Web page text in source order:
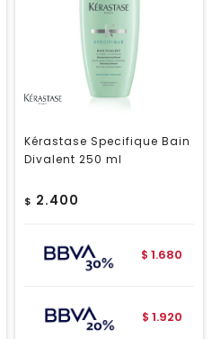
Kérastase Specifique Bain
Divalent 250 ml
$ 2.400
$ 1.680
$ 1.920